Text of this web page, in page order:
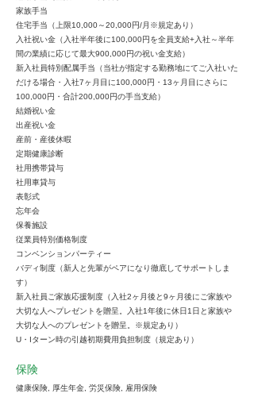
家族手当
住宅手当（上限10,000～20,000円/月※規定あり）
入社祝い金（入社半年後に100,000円を全員支給+入社～半年
間の業績に応じて最大900,000円の祝い金支給）
新入社員特別配属手当（当社が指定する勤務地にてご入社いた
だける場合・入社7ヶ月目に100,000円・13ヶ月目にさらに
100,000円・合計200,000円の手当支給）
結婚祝い金
出産祝い金
産前・産後休暇
定期健康診断
社用携帯貸与
社用車貸与
表彰式
忘年会
保養施設
従業員特別価格制度
コンベンションパーティー
バディ制度（新人と先輩がペアになり徹底してサポートしま
す）
新入社員ご家族応援制度（入社2ヶ月後と9ヶ月後にご家族や
大切な人へプレゼントを贈呈。入社1年後に休日1日と家族や
大切な人へのプレゼントを贈呈。※規定あり）
U・Iターン時の引越初期費用負担制度（規定あり）
保険
健康保険, 厚生年金, 労災保険, 雇用保険